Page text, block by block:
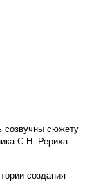
созвучны сюжету
С.Н. Рериха —
создания